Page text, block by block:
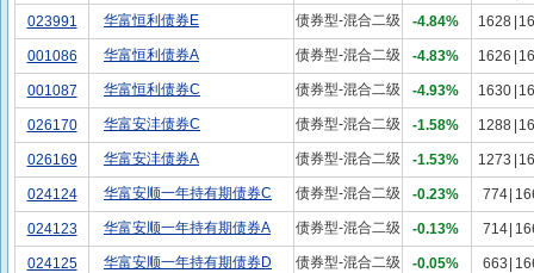
023991 华富恒利债券E 债券型-混合二级 -4.84% 1628
001086 华富恒利债券A 债券型-混合二级 -4.83% 1626
001087 华富恒利债券C 债券型-混合二级 -4.93% 1630
026170 华富安沣债券C 债券型-混合二级 -1.58% 1288
026169 华富安沣债券A 债券型-混合二级 -1.53% 1273
024124 华富安顺一年持有期债券C 债券型-混合二级 -0.23% 774
024123 华富安顺一年持有期债券A 债券型-混合二级 -0.13% 714
024125 华富安顺一年持有期债券D 债券型-混合二级 -0.05% 663